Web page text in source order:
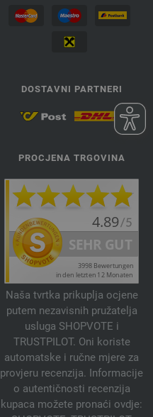
DOSTAVNI PARTNERI
PROCJENA TRGOVINA
Naša tvrtka prikuplja ocjene
putem nezavisnih pružatelja
usluga SHOPVOTE i
TRUSTPILOT. Oni koriste
automatske i ručne mjere za
provjeru recenzija. Informacije
o autentičnosti recenzija
kupaca možete pronaći ovdje: